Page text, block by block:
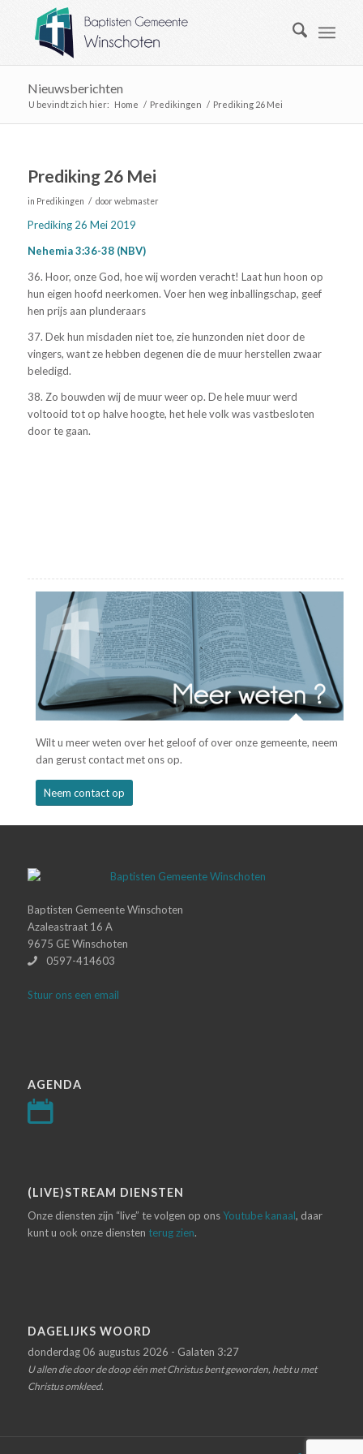
Nieuwsberichten
U bevindt zich hier: Home / Predikingen / Prediking 26 Mei
Prediking 26 Mei
in Predikingen / doorwebmaster
Prediking 26 Mei 2019
Nehemia 3:36-38 (NBV)
36. Hoor, onze God, hoe wij worden veracht! Laat hun hoon op
hun eigen hoofd neerkomen. Voer hen weg inballingschap, geef
hen prijs aan plunderaars
37. Dek hun misdaden niet toe, zie hunzonden niet door de
vingers, want ze hebben degenen die de muur herstellen zwaar
beledigd.
38. Zo bouwden wij de muur weer op. De hele muur werd
voltooid tot op halve hoogte, het hele volk was vastbesloten
door te gaan.
Wilt u meer weten over het geloof of over onze gemeente, neem
dan gerust contact met ons op.
Neem contact op
Baptisten Gemeente Winschoten
Azaleastraat 16 A
9675 GE Winschoten
0597-414603
Stuur ons een email
AGENDA
(LIVE)STREAM DIENSTEN
Onze diensten zijn “live” te volgen op onsYoutube kanaal, daar
kunt u ook onze diensten terug zien.
DAGELIJKS WOORD
donderdag 06 augustus 2026 - Galaten 3:27
U allen die door de doop één met Christus bent geworden, hebt u met
Christus omkleed.